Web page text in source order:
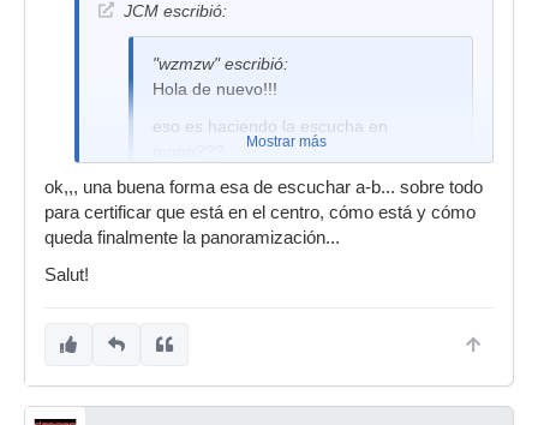
JCM escribió:
"wzmzw" escribió:
Hola de nuevo!!!
eso es haciendo la escucha en
Si.
Mostrar más
ok,,, una buena forma esa de escuchar a-b... sobre todo
para certificar que está en el centro, cómo está y cómo
queda finalmente la panoramización...
Salut!